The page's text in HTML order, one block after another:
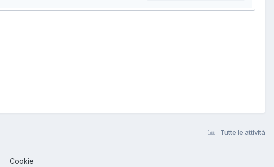
Tutte le attività
Cookie